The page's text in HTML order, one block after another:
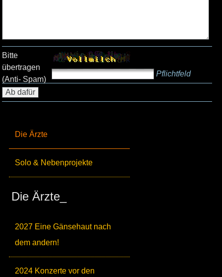
Die Ärzte
Solo & Nebenprojekte
Die Ärzte_
2027 Eine Gänsehaut nach
dem andern!
2024 Konzerte vor den
Bitte
übertragen
(Anti- Spam)
Pflichtfeld